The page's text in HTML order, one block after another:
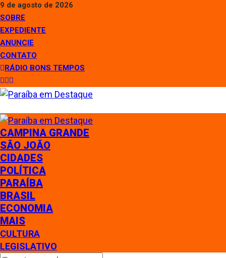
9 de agosto de 2026
SOBRE
EXPEDIENTE
ANUNCIE
CONTATO
RÁDIO BONS TEMPOS
CAMPINA GRANDE
SÃO JOÃO
CIDADES
POLÍTICA
PARAÍBA
BRASIL
ECONOMIA
MAIS
CULTURA
LEGISLATIVO